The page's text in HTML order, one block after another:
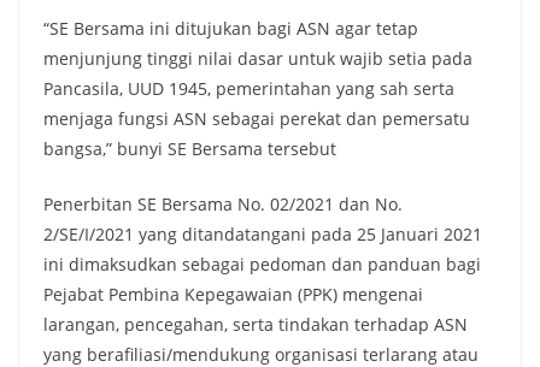
“SE Bersama ini ditujukan bagi ASN agar tetap
menjunjung tinggi nilai dasar untuk wajib setia pada
Pancasila, UUD 1945, pemerintahan yang sah serta
menjaga fungsi ASN sebagai perekat dan pemersatu
bangsa,” bunyi SE Bersama tersebut
Penerbitan SE Bersama No. 02/2021 dan No.
2/SE/I/2021 yang ditandatangani pada 25 Januari 2021
ini dimaksudkan sebagai pedoman dan panduan bagi
Pejabat Pembina Kepegawaian (PPK) mengenai
larangan, pencegahan, serta tindakan terhadap ASN
yang berafiliasi/mendukung organisasi terlarang atau